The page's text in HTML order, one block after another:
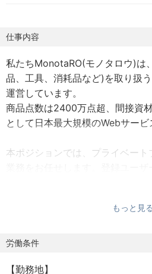
仕事内容
私たちMonotaRO(モノタロウ)は
品、工具、消耗品など)を取り扱
運営しています。
商品点数は2400万点超、間接資
として日本最大規模のWebサービ
本ポジションでは、プライベート
ためにも重要な位置付けを持ちま
に携わっていただくことを期待し
■当社で働くメリット
もっと見る
労働条件
【勤務地】